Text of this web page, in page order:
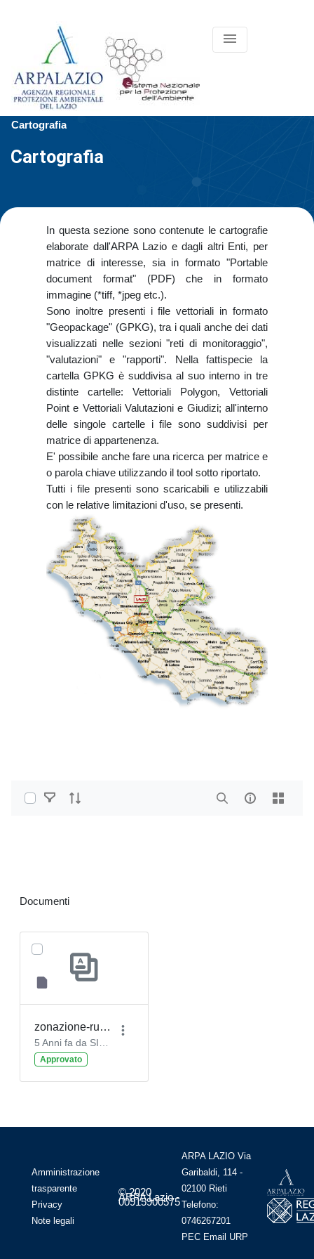
menu
Cartografia
Cartografia
In questa sezione sono contenute le cartografie
elaborate dall'ARPA Lazio e dagli altri Enti, per
matrice di interesse, sia in formato "Portable
document format" (PDF) che in formato
immagine (*tiff, *jpeg etc.).
Sono inoltre presenti i file vettoriali in formato
"Geopackage" (GPKG), tra i quali anche dei dati
visualizzati nelle sezioni "reti di monitoraggio",
"valutazioni" e "rapporti". Nella fattispecie la
cartella GPKG è suddivisa al suo interno in tre
distinte cartelle: Vettoriali Polygon, Vettoriali
Point e Vettoriali Valutazioni e Giudizi; all'interno
delle singole cartelle i file sono suddivisi per
matrice di appartenenza.
E' possibile anche fare una ricerca per matrice e
o parola chiave utilizzando il tool sotto riportato.
Tutti i file presenti sono scaricabili e utilizzabili
con le relative limitazioni d'uso, se presenti.
Select Items
Documenti
zonazione-rumore-aeroportuale.gpkg
5 Anni fa da SIRA SIRA
Approvato
Amministrazione
trasparente
Privacy
Note legali
© 2020
ARPA Lazio -
00915900575
ARPA LAZIO Via
Garibaldi, 114 -
02100 Rieti
Telefono:
0746267201
PEC Email URP